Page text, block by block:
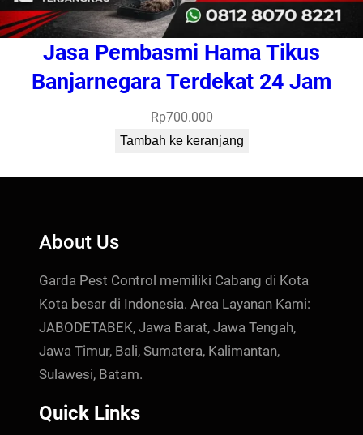
Jasa Pembasmi Hama Tikus
Banjarnegara Terdekat 24 Jam
Rp700.000
Tambah ke keranjang
About Us
Garda Pest Control memiliki Cabang di Kota
Kota besar di Indonesia. Area Layanan Kami:
JABODETABEK, Jawa Barat, Jawa Tengah,
Jawa Timur, Bali, Sumatera, Kalimantan,
Sulawesi, Batam.
Quick Links